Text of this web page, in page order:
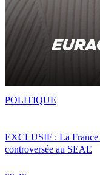
EXCLUSIF : La France
controversée au SEAE
POLITIQUE